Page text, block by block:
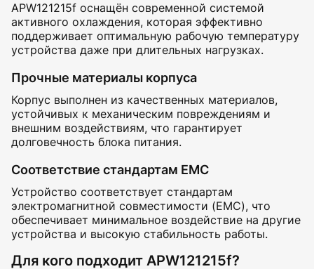
APW121215f оснащён современной системой
активного охлаждения, которая эффективно
поддерживает оптимальную рабочую температуру
устройства даже при длительных нагрузках.
Прочные материалы корпуса
Корпус выполнен из качественных материалов,
устойчивых к механическим повреждениям и
внешним воздействиям, что гарантирует
долговечность блока питания.
Соответствие стандартам EMC
Устройство соответствует стандартам
электромагнитной совместимости (EMC), что
обеспечивает минимальное воздействие на другие
устройства и высокую стабильность работы.
Для кого подходит APW121215f?